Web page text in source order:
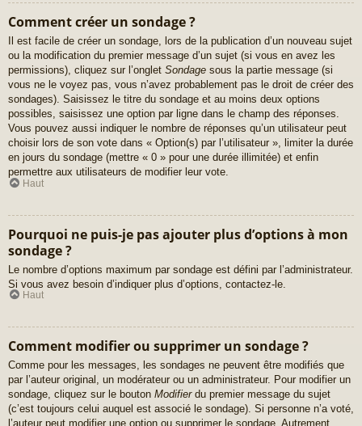
Comment créer un sondage ?
Il est facile de créer un sondage, lors de la publication d’un nouveau sujet
ou la modification du premier message d’un sujet (si vous en avez les
permissions), cliquez sur l’onglet Sondage sous la partie message (si
vous ne le voyez pas, vous n’avez probablement pas le droit de créer des
sondages). Saisissez le titre du sondage et au moins deux options
possibles, saisissez une option par ligne dans le champ des réponses.
Vous pouvez aussi indiquer le nombre de réponses qu’un utilisateur peut
choisir lors de son vote dans « Option(s) par l’utilisateur », limiter la durée
en jours du sondage (mettre « 0 » pour une durée illimitée) et enfin
permettre aux utilisateurs de modifier leur vote.
Haut
Pourquoi ne puis-je pas ajouter plus d’options à mon
sondage ?
Le nombre d’options maximum par sondage est défini par l’administrateur.
Si vous avez besoin d’indiquer plus d’options, contactez-le.
Haut
Comment modifier ou supprimer un sondage ?
Comme pour les messages, les sondages ne peuvent être modifiés que
par l’auteur original, un modérateur ou un administrateur. Pour modifier un
sondage, cliquez sur le bouton Modifierdu premier message du sujet
(c’est toujours celui auquel est associé le sondage). Si personne n’a voté,
l’auteur peut modifier une option ou supprimer le sondage. Autrement,